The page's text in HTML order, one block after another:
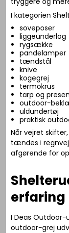
I kategorien
soveposer
liggeunderlag
rygsække
pandelamper
tændstål
knive
kogegrej
termokrus
tarp og
outdoor-
uldundertøj
praktisk
Når vejret
tændes i
afgørende for
erfaring
I Deas Outdoor-
outdoor-grej